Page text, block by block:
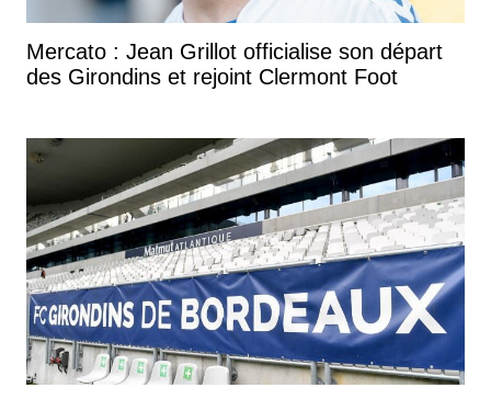
Mercato : Jean Grillot officialise son départ
des Girondins et rejoint Clermont Foot